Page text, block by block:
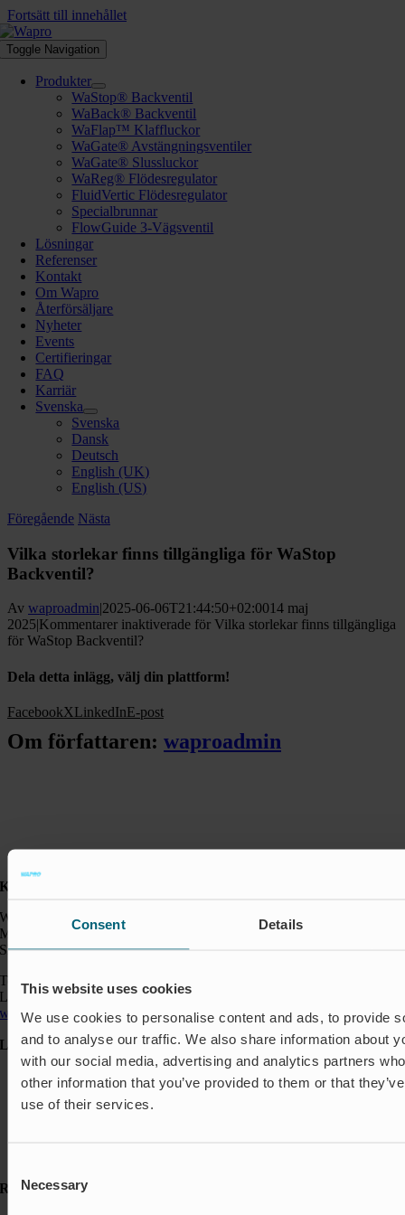
Consent Details
This website uses cookies
We use cookies to personalise content and ads, to provide
and to analyse our traffic. We also share information about
with our social media, advertising and analytics partners
other information that you’ve provided to them or that
use of their services.
Selection
Necessary
Fortsätt till innehållet
Toggle Navigation
Produkter
WaStop® Backventil
WaBack® Backventil
WaFlap™ Klaffluckor
WaGate® Avstängningsventiler
WaGate® Slussluckor
WaReg® Flödesregulator
FluidVertic Flödesregulator
Specialbrunnar
FlowGuide 3-Vägsventil
Lösningar
Referenser
Kontakt
Om Wapro
Återförsäljare
Nyheter
Events
Certifieringar
FAQ
Karriär
Svenska
Svenska
Dansk
Deutsch
English (UK)
English (US)
Föregående Nästa
Vilka storlekar finns tillgängliga för WaStop
Backventil?
Av waproadmin|2025-06-06T21:44:50+02:0014 maj
2025|Kommentarer inaktiverade för Vilka storlekar finns tillgängliga
för WaStop Backventil?
Dela detta inlägg, välj din plattform!
FacebookXLinkedInE-post
Om författaren: waproadmin
Kontakt:
Wapro AB
Munkahusvägen 103
SE-37431 Karlshamn
Telefon: +46 454 185 10
Logistik: +46 72 559 94 27
wapro@wapro.com
Lösningar
Avstängning & Styrning
Akvakultur
Bostäder
Resurser